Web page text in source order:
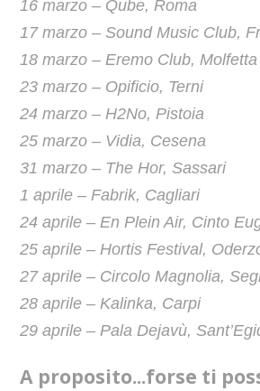
16 marzo – Qube, Roma
17 marzo – Sound Music Club,
18 marzo – Eremo Club, Molfetta
23 marzo – Opificio, Terni
24 marzo – H2No, Pistoia
25 marzo – Vidia, Cesena
31 marzo – The Hor, Sassari
1 aprile – Fabrik, Cagliari
24 aprile – En Plein Air, Cinto
25 aprile – Hortis Festival,
27 aprile – Circolo Magnolia,
28 aprile – Kalinka, Carpi
29 aprile – Pala Dejavù,
A proposito...forse ti